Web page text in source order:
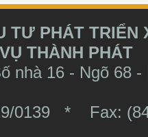
TƯ PHÁT TRIỂN
THÀNH PHÁT
nhà 16 - Ngõ 68
0139 * Fax: